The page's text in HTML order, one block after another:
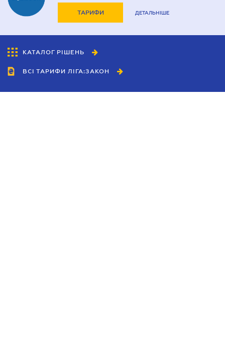
ТАРИФИ ДЕТАЛЬНІШЕ
КАТАЛОГ РІШЕНЬ
ВСІ ТАРИФИ ЛІГА:ЗАКОН